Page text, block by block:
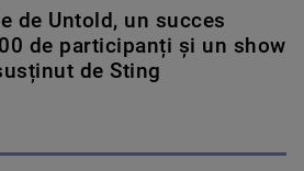
de Untold, un succes
de participanți și un show
de Sting